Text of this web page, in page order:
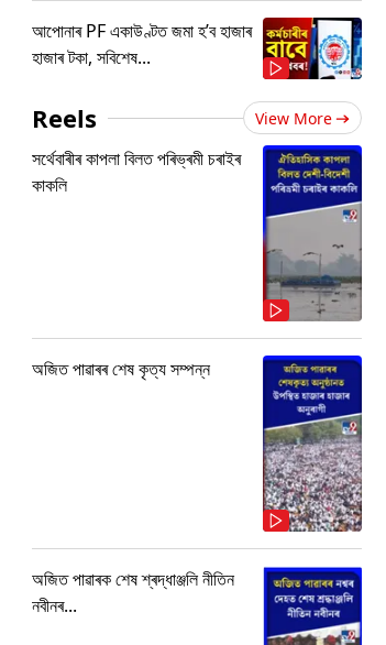
আপোনাৰ PF একাউণ্টত জমা হ’ব হাজাৰ
হাজাৰ টকা, সবিশেষ...
Reels View More
সৰ্থেবাৰীৰ কাপলা বিলত পৰিভ্ৰমী চৰাইৰ
কাকলি
অজিত পাৱাৰৰ শেষ কৃত্য সম্পন্ন
অজিত পাৱাৰক শেষ শ্ৰদ্ধাঞ্জলি নীতিন
নবীনৰ...